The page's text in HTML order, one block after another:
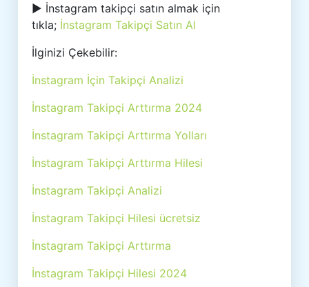
► İnstagram takipçi satın almak için
tıkla; İnstagram Takipçi Satın Al
İlginizi Çekebilir:
İnstagram İçin Takipçi Analizi
İnstagram Takipçi Arttırma 2024
İnstagram Takipçi Arttırma Yolları
İnstagram Takipçi Arttırma Hilesi
İnstagram Takipçi Analizi
İnstagram Takipçi Hilesi ücretsiz
İnstagram Takipçi Arttırma
İnstagram Takipçi Hilesi 2024